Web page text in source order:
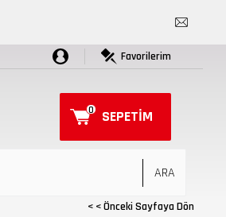
Favorilerim
SEPETIM
0
< < Önceki Sayfaya Dön